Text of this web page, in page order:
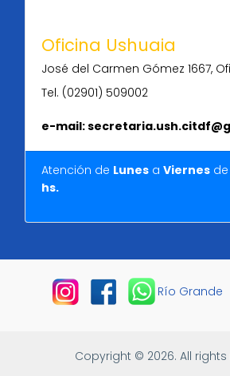
Oficina Ushuaia
José del Carmen Gómez 1667,
Tel. (02901) 509002
e-mail:
Atención de Lunes a Viernes de
hs.
Río Grande
Copyright © 2026. All rights